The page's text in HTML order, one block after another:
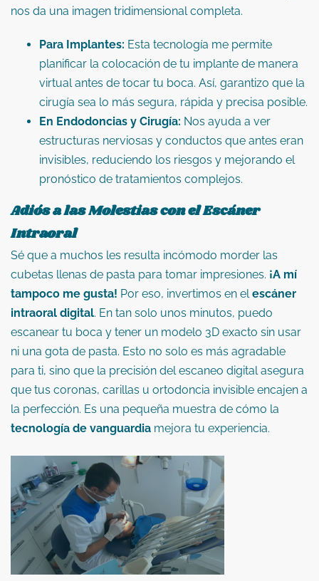
nos da una imagen tridimensional completa.
Para Implantes: Esta tecnología me permite
planificar la colocación de tu implante de manera
virtual antes de tocar tu boca. Así, garantizo que la
cirugía sea lo más segura, rápida y precisa posible.
En Endodoncias y Cirugía: Nos ayuda a ver
estructuras nerviosas y conductos que antes eran
invisibles, reduciendo los riesgos y mejorando el
pronóstico de tratamientos complejos.
Adiós a las Molestias con el Escáner
Intraoral
Sé que a muchos les resulta incómodo morder las
cubetas llenas de pasta para tomar impresiones. ¡A mí
tampoco me gusta! Por eso, invertimos en elescáner
intraoral digital. En tan solo unos minutos, puedo
escanear tu boca y tener un modelo 3D exacto sin usar
ni una gota de pasta. Esto no solo es más agradable
para ti, sino que la precisión del escaneo digital asegura
que tus coronas, carillas u ortodoncia invisible encajen a
la perfección. Es una pequeña muestra de cómo la
tecnología de vanguardia mejora tu experiencia.